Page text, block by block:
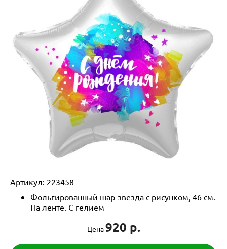
Артикул: 223458
Фольгированный шар-звезда с рисунком, 46 см.
На ленте. С гелием
Цена920 р.